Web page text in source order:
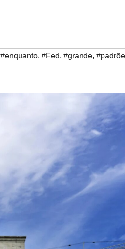
#enquanto, #Fed, #grande,